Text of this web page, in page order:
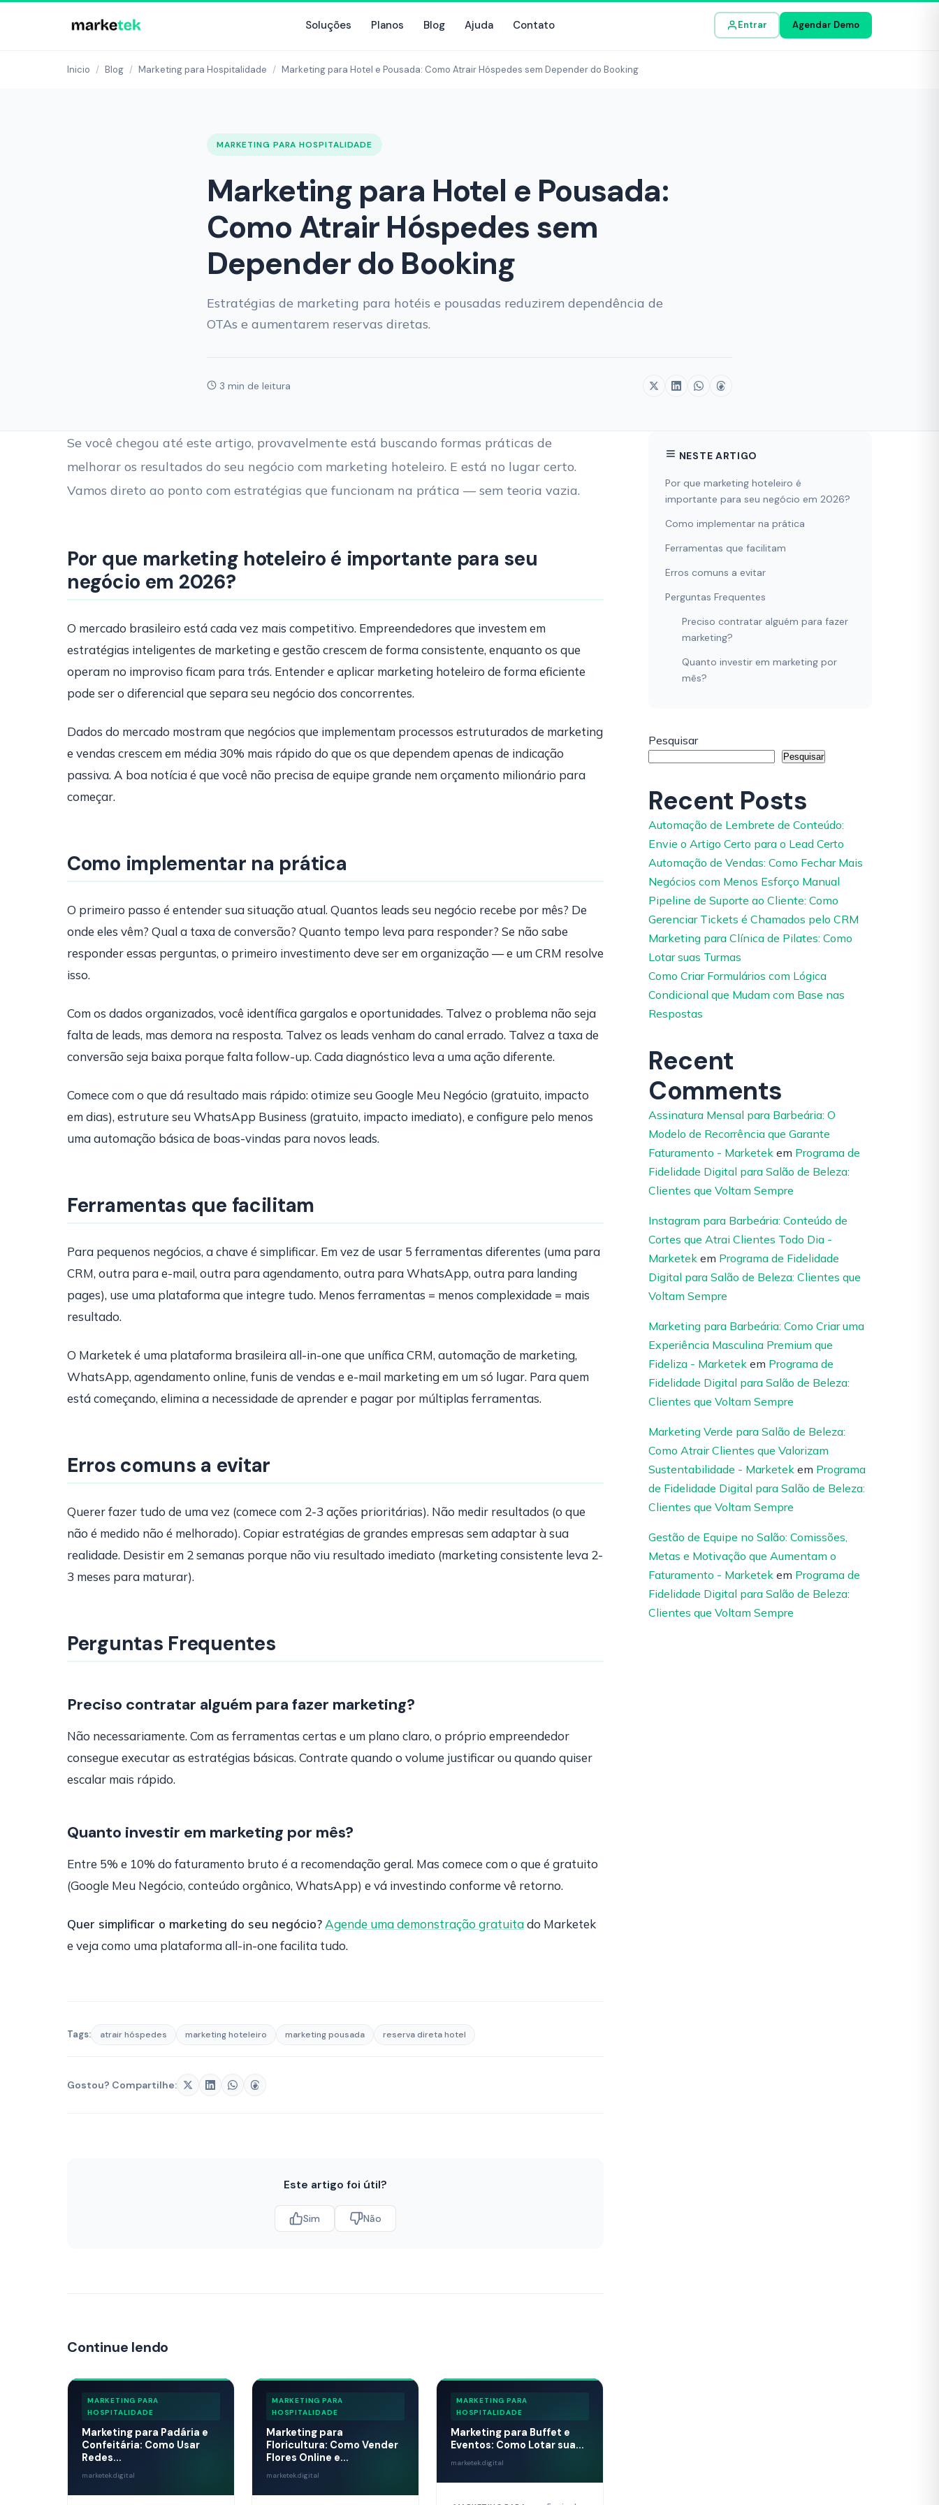
Soluções Planos Blog Ajuda Contato Entrar Agendar Demo
Inicio / Blog / Marketing para Hospitalidade / Marketing para Hotel e Pousada: Como Atrair Hóspedes sem Depender do Booking
MARKETING PARA HOSPITALIDADE
Marketing para Hotel e Pousada:
Como Atrair Hóspedes sem
Depender do Booking
Estratégias de marketing para hotéis e pousadas reduzirem dependência de
OTAs e aumentarem reservas diretas.
3 min de leitura
Se você chegou até este artigo, provavelmente está buscando formas práticas de
melhorar os resultados do seu negócio com marketing hoteleiro. E está no lugar certo.
Vamos direto ao ponto com estratégias que funcionam na prática — sem teoria vazia.
Por que marketing hoteleiro é importante para seu
negócio em 2026?
O mercado brasileiro está cada vez mais competitivo. Empreendedores que investem em
estratégias inteligentes de marketing e gestão crescem de forma consistente, enquanto os que
operam no improviso ficam para trás. Entender e aplicar marketing hoteleiro de forma eficiente
pode ser o diferencial que separa seu negócio dos concorrentes.
Dados do mercado mostram que negócios que implementam processos estruturados de marketing
e vendas crescem em média 30% mais rápido do que os que dependem apenas de indicação
passiva. A boa notícia é que você não precisa de equipe grande nem orçamento milionário para
começar.
Como implementar na prática
O primeiro passo é entender sua situação atual. Quantos leads seu negócio recebe por mês? De
onde eles vêm? Qual a taxa de conversão? Quanto tempo leva para responder? Se não sabe
responder essas perguntas, o primeiro investimento deve ser em organização — e um CRM resolve
isso.
Com os dados organizados, você identífica gargalos e oportunidades. Talvez o problema não seja
falta de leads, mas demora na resposta. Talvez os leads venham do canal errado. Talvez a taxa de
conversão seja baixa porque falta follow-up. Cada diagnóstico leva a uma ação diferente.
Comece com o que dá resultado mais rápido: otimize seu Google Meu Negócio (gratuito, impacto
em dias), estruture seu WhatsApp Business (gratuito, impacto imediato), e configure pelo menos
uma automação básica de boas-vindas para novos leads.
Ferramentas que facilitam
Para pequenos negócios, a chave é simplificar. Em vez de usar 5 ferramentas diferentes (uma para
CRM, outra para e-mail, outra para agendamento, outra para WhatsApp, outra para landing
pages), use uma plataforma que integre tudo. Menos ferramentas = menos complexidade = mais
resultado.
O Marketek é uma plataforma brasileira all-in-one que unífica CRM, automação de marketing,
WhatsApp, agendamento online, funis de vendas e e-mail marketing em um só lugar. Para quem
está começando, elimina a necessidade de aprender e pagar por múltiplas ferramentas.
Erros comuns a evitar
Querer fazer tudo de uma vez (comece com 2-3 ações prioritárias). Não medir resultados (o que
não é medido não é melhorado). Copiar estratégias de grandes empresas sem adaptar à sua
realidade. Desistir em 2 semanas porque não viu resultado imediato (marketing consistente leva 2-
3 meses para maturar).
Perguntas Frequentes
Preciso contratar alguém para fazer marketing?
Não necessariamente. Com as ferramentas certas e um plano claro, o próprio empreendedor
consegue executar as estratégias básicas. Contrate quando o volume justificar ou quando quiser
escalar mais rápido.
Quanto investir em marketing por mês?
Entre 5% e 10% do faturamento bruto é a recomendação geral. Mas comece com o que é gratuito
(Google Meu Negócio, conteúdo orgânico, WhatsApp) e vá investindo conforme vê retorno.
Quer simplificar o marketing do seu negócio? Agende uma demonstração gratuitado Marketek
e veja como uma plataforma all-in-one facilita tudo.
Tags: atrair hóspedes marketing hoteleiro marketing pousada reserva direta hotel
Gostou? Compartilhe:
Este artigo foi útil?
Sim Não
Continue lendo
MARKETING PARA
HOSPITALIDADE
Marketing para Padária e
Confeitária: Como Usar
Redes...
marketek.digital
MARKETING PARA
HOSPITALIDADE
Marketing para
Floricultura: Como Vender
Flores Online e...
marketek.digital
MARKETING PARA
HOSPITALIDADE
Marketing para Buffet e
Eventos: Como Lotar sua...
marketek.digital
NESTE ARTIGO
Por que marketing hoteleiro é
importante para seu negócio em 2026?
Como implementar na prática
Ferramentas que facilitam
Erros comuns a evitar
Perguntas Frequentes
Preciso contratar alguém para fazer
marketing?
Quanto investir em marketing por
mês?
Pesquisar
Pesquisar
Recent Posts
Automação de Lembrete de Conteúdo:
Envie o Artigo Certo para o Lead Certo
Automação de Vendas: Como Fechar Mais
Negócios com Menos Esforço Manual
Pipeline de Suporte ao Cliente: Como
Gerenciar Tickets é Chamados pelo CRM
Marketing para Clínica de Pilates: Como
Lotar suas Turmas
Como Criar Formulários com Lógica
Condicional que Mudam com Base nas
Respostas
Recent
Comments
Assinatura Mensal para Barbeária: O
Modelo de Recorrência que Garante
Faturamento - Marketek em Programa de
Fidelidade Digital para Salão de Beleza:
Clientes que Voltam Sempre
Instagram para Barbeária: Conteúdo de
Cortes que Atrai Clientes Todo Dia -
Marketek em Programa de Fidelidade
Digital para Salão de Beleza: Clientes que
Voltam Sempre
Marketing para Barbeária: Como Criar uma
Experiência Masculina Premium que
Fideliza - Marketek em Programa de
Fidelidade Digital para Salão de Beleza:
Clientes que Voltam Sempre
Marketing Verde para Salão de Beleza:
Como Atrair Clientes que Valorizam
Sustentabilidade - Marketek em Programa
de Fidelidade Digital para Salão de Beleza:
Clientes que Voltam Sempre
Gestão de Equipe no Salão: Comissões,
Metas e Motivação que Aumentam o
Faturamento - Marketek em Programa de
Fidelidade Digital para Salão de Beleza:
Clientes que Voltam Sempre